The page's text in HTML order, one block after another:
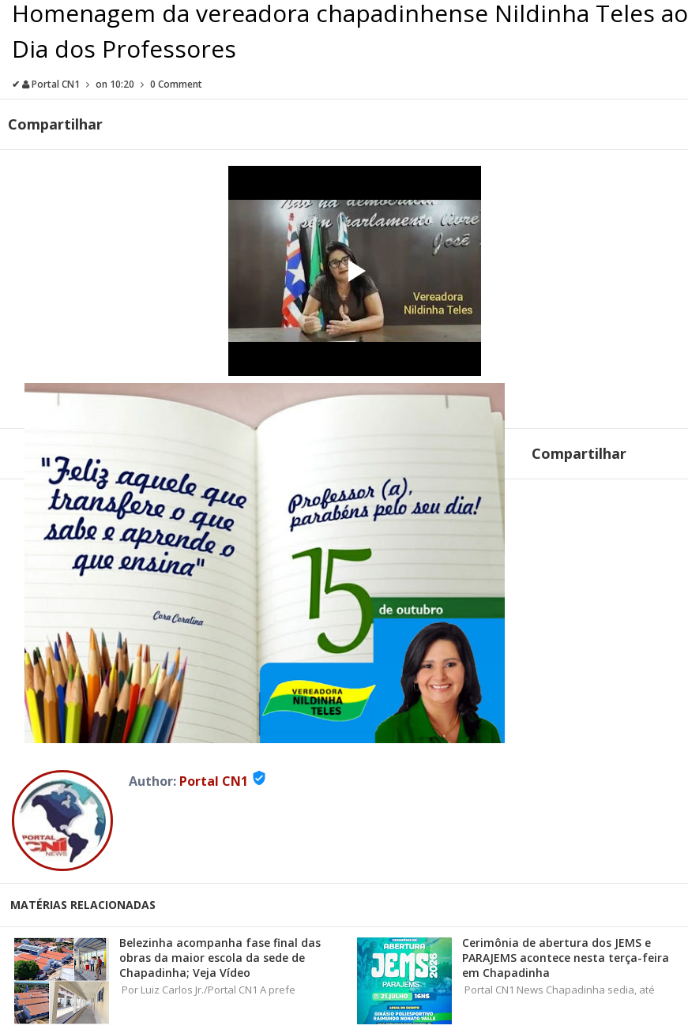
Homenagem da vereadora chapadinhense Nildinha Teles ao
Dia dos Professores
✔ Portal CN1 on 10:20 0 Comment
Compartilhar
Compartilhar
Author: Portal CN1 verified_user
MATÉRIAS RELACIONADAS
Belezinha acompanha fase final das
obras da maior escola da sede de
Chapadinha; Veja Vídeo
Por Luiz Carlos Jr./Portal CN1 A prefe
Cerimônia de abertura dos JEMS e
PARAJEMS acontece nesta terça-feira
em Chapadinha
Portal CN1 News Chapadinha sedia, até